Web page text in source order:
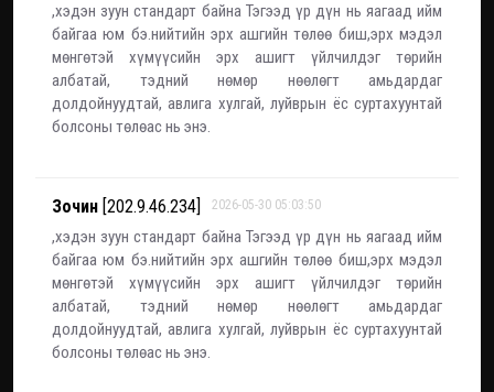
,хэдэн зуун стандарт байна Тэгээд үр дүн нь яагаад ийм
байгаа юм бэ.нийтийн эрх ашгийн төлөө биш,эрх мэдэл
мөнгөтэй хүмүүсийн эрх ашигт үйлчилдэг төрийн
албатай, тэдний нөмөр нөөлөгт амьдардаг
долдойнуудтай, авлига хулгай, луйврын ёс суртахуунтай
болсоны төлөас нь энэ.
Зочин [202.9.46.234] 2026-05-30 05:03:50
,хэдэн зуун стандарт байна Тэгээд үр дүн нь яагаад ийм
байгаа юм бэ.нийтийн эрх ашгийн төлөө биш,эрх мэдэл
мөнгөтэй хүмүүсийн эрх ашигт үйлчилдэг төрийн
албатай, тэдний нөмөр нөөлөгт амьдардаг
долдойнуудтай, авлига хулгай, луйврын ёс суртахуунтай
болсоны төлөас нь энэ.